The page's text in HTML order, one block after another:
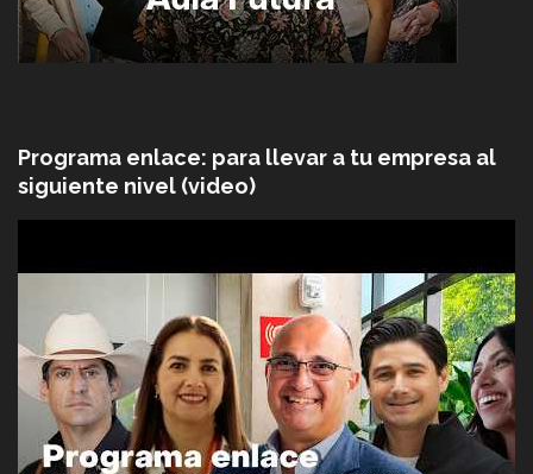
Programa enlace: para llevar a tu empresa al
siguiente nivel (video)